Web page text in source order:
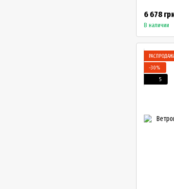
6 678
В наличии
−30%
5